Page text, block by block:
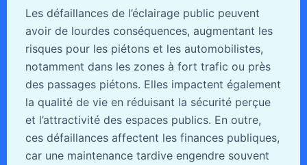
Les défaillances de l’éclairage public peuvent
avoir de lourdes conséquences, augmentant les
risques pour les piétons et les automobilistes,
notamment dans les zones à fort trafic ou près
des passages piétons. Elles impactent également
la qualité de vie en réduisant la sécurité perçue
et l’attractivité des espaces publics. En outre,
ces défaillances affectent les finances publiques,
car une maintenance tardive engendre souvent